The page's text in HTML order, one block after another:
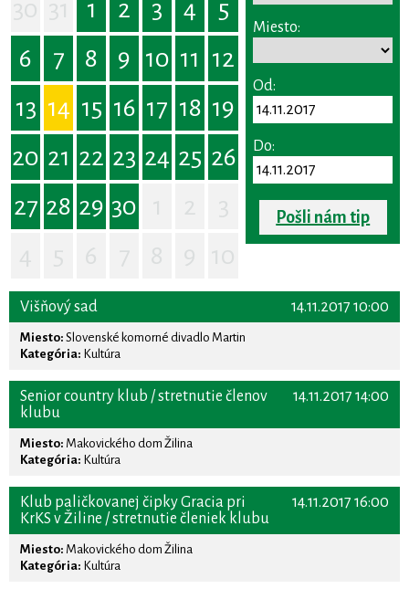
1 2 3 4
5
6
7 8 9 10 11 12
13 14 15 16 17 18 19
20 21 22 23 24 25 26
27 28 29 30
Miesto:
Od:
Do:
Pošli nám tip
14.11.2017 10:00
Višňový sad
Miesto: Slovenské komorné divadlo Martin
Kategória: Kultúra
14.11.2017 14:00
Senior country klub / stretnutie členov
klubu
Miesto: Makovického dom Žilina
Kategória: Kultúra
14.11.2017 16:00
Klub paličkovanej čipky Gracia pri
KrKS v Žiline / stretnutie členiek klubu
Miesto: Makovického dom Žilina
Kategória: Kultúra